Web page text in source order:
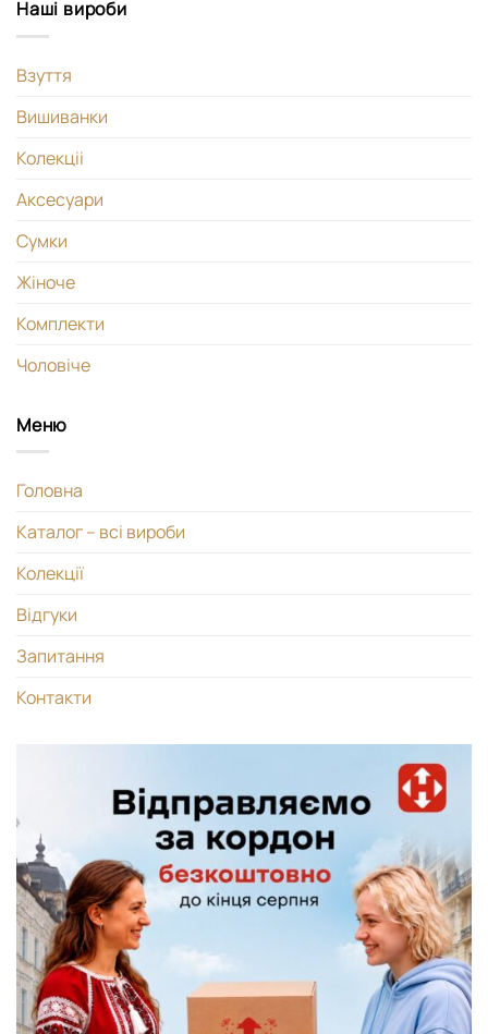
Наші вироби
Взуття
Вишиванки
Колекціі
Аксесуари
Сумки
Жіноче
Комплекти
Чоловіче
Меню
Головна
Каталог – всі вироби
Колекції
Відгуки
Запитання
Контакти